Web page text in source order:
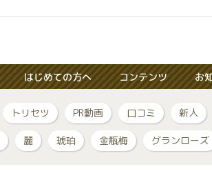
はじめての方へ コンテンツ お
トリセツ PR動画 口コミ 新人
麗 琥珀 金瓶梅 グランローズ